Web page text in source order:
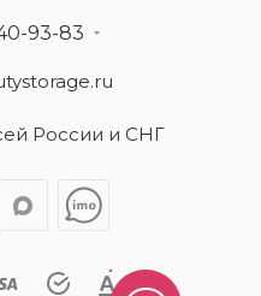
93-83
России и СНГ